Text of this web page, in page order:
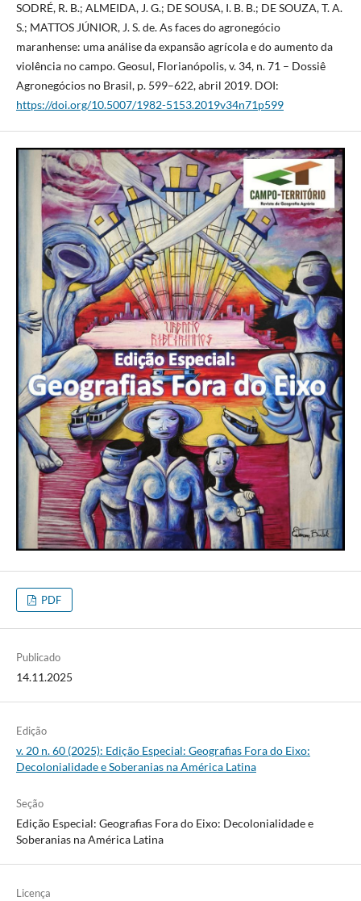
SODRÉ, R. B.; ALMEIDA, J. G.; DE SOUSA, I. B. B.; DE SOUZA, T. A.
S.; MATTOS JÚNIOR, J. S. de. As faces do agronegócio
maranhense: uma análise da expansão agrícola e do aumento da
violência no campo. Geosul, Florianópolis, v. 34, n. 71 – Dossiê
Agronegócios no Brasil, p. 599–622, abril 2019. DOI:
https://doi.org/10.5007/1982-5153.2019v34n71p599
PDF
Publicado
14.11.2025
Edição
v. 20 n. 60 (2025): Edição Especial: Geografias Fora do Eixo:
Decolonialidade e Soberanias na América Latina
Seção
Edição Especial: Geografias Fora do Eixo: Decolonialidade e
Soberanias na América Latina
Licença